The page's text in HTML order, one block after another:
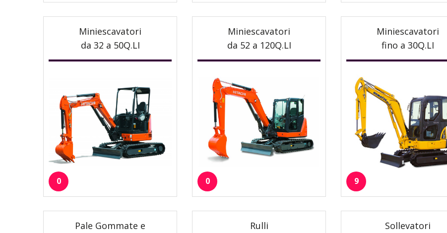
Miniescavatori
da 32 a 50Q.LI
0
Miniescavatori
da 52 a 120Q.LI
0
Miniescavatori
fino a 30Q.LI
9
Pale Gommate e
Rulli
Sollevatori